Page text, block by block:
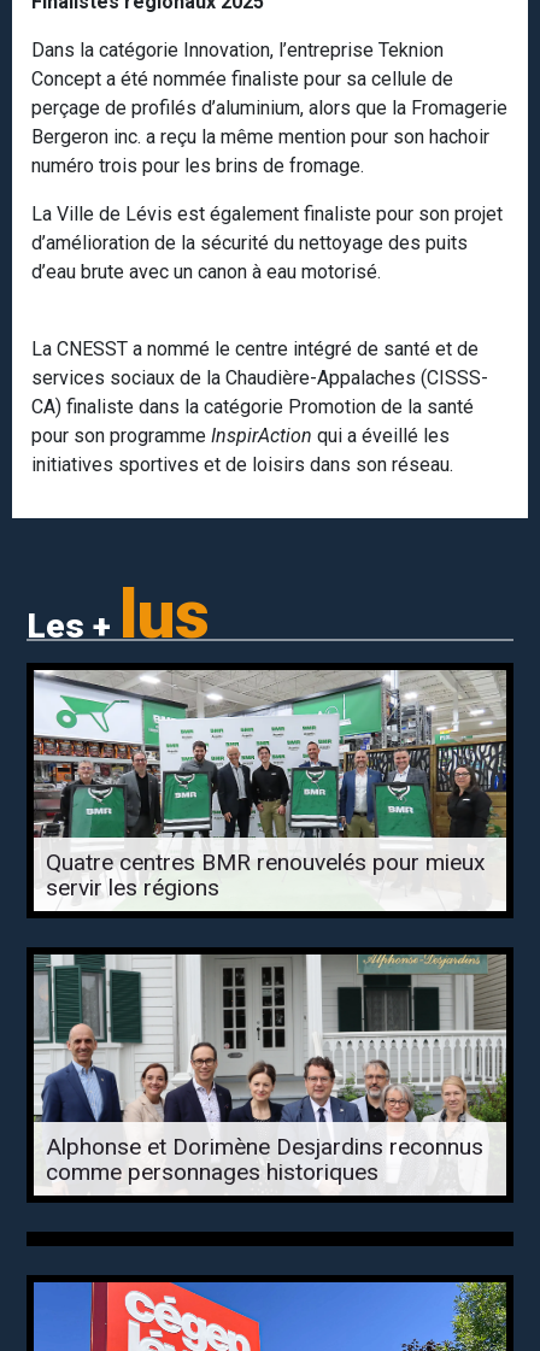
Dans la catégorie Innovation, l’entreprise Teknion
Concept a été nommée finaliste pour sa cellule de
perçage de profilés d’aluminium, alors que la Fromagerie
Bergeron inc. a reçu la même mention pour son hachoir
numéro trois pour les brins de fromage.
La Ville de Lévis est également finaliste pour son projet
d’amélioration de la sécurité du nettoyage des puits
d’eau brute avec un canon à eau motorisé.
La CNESST a nommé le centre intégré de santé et de
services sociaux de la Chaudière-Appalaches (CISSS-
CA) finaliste dans la catégorie Promotion de la santé
pour son programme InspirAction qui a éveillé les
initiatives sportives et de loisirs dans son réseau.
Les + lus
Quatre centres BMR renouvelés pour mieux
servir les régions
Alphonse et Dorimène Desjardins reconnus
comme personnages historiques